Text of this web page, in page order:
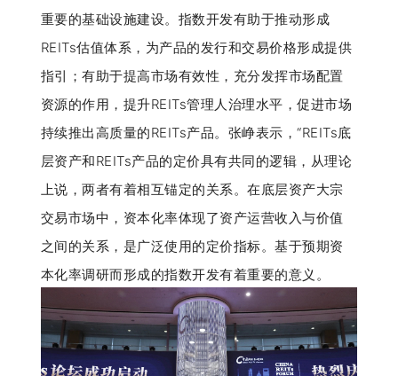
重要的基础设施建设。指数开发有助于推动形成
REITs估值体系，为产品的发行和交易价格形成提供
指引；有助于提高市场有效性，充分发挥市场配置
资源的作用，提升REITs管理人治理水平，促进市场
持续推出高质量的REITs产品。张峥表示，“REITs底
层资产和REITs产品的定价具有共同的逻辑，从理论
上说，两者有着相互锚定的关系。在底层资产大宗
交易市场中，资本化率体现了资产运营收入与价值
之间的关系，是广泛使用的定价指标。基于预期资
本化率调研而形成的指数开发有着重要的意义。